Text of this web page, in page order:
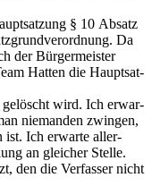
§ 10 Absatz
Da
der Bür­ger­meis­ter
Hat­ten die Haupt­sat­
gelöscht wird. Ich erwar­
nie­man­den zwin­gen,
ist. Ich erwar­te aller­
an glei­cher Stel­le.
den die Ver­fas­ser nicht